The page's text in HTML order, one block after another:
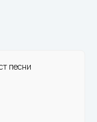
песни